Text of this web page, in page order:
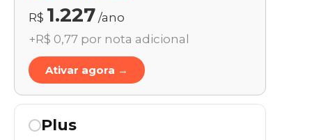
R$ 1.227 /ano
+R$ 0,77 por nota adicional
Ativar agora →
Plus